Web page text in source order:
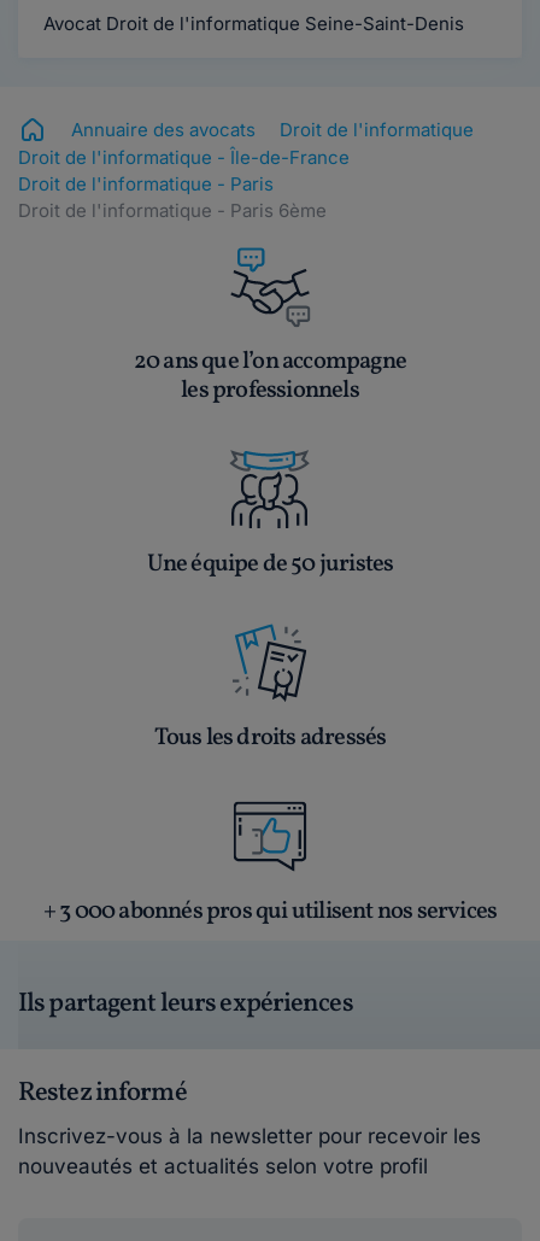
Avocat Droit de l'informatique Seine-Saint-Denis
Annuaire des avocats
Droit de l'informatique
Droit de l'informatique - Île-de-France
Droit de l'informatique - Paris
Droit de l'informatique - Paris 6ème
20 ans que l’on accompagne
les professionnels
Une équipe de 50 juristes
Tous les droits adressés
+ 3 000 abonnés pros qui utilisent nos services
Ils partagent leurs expériences
Restez informé
Inscrivez-vous à la newsletter pour recevoir les
nouveautés et actualités selon votre profil